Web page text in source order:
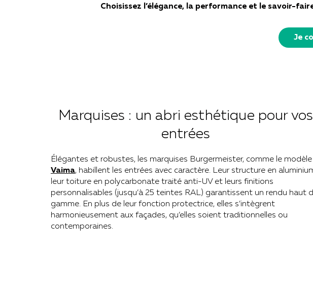
Choisissez l’élégance, la performance et le savoir-
Je
Marquises : un abri esthétique pour vos
entrées
Élégantes et robustes, les marquises Burgermeister, comme le modèle
Vaima, habillent les entrées avec caractère. Leur structure en
leur toiture en polycarbonate traité anti-UV et leurs finitions
personnalisables (jusqu’à 25 teintes RAL) garantissent un rendu haut
gamme. En plus de leur fonction protectrice, elles s’intègrent
harmonieusement aux façades, qu’elles soient traditionnelles ou
contemporaines.